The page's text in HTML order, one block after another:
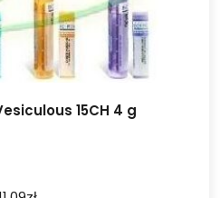
15CH 4 g